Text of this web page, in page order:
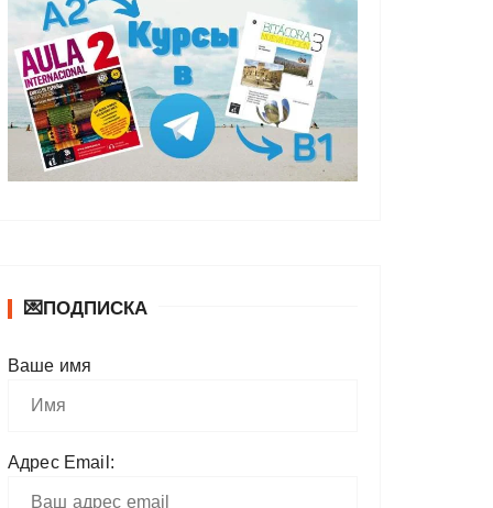
💌ПОДПИСКА
Ваше имя
Адрес Email: